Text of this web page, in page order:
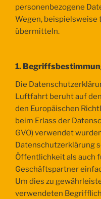
personenbezogene
Wegen, beispielsweise
übermitteln.
1.
Die
Luftfahrt beruht auf
den Europäischen
beim Erlass der
GVO) verwendet
Datenschutzerklärung
Öffentlichkeit als auch
Geschäftspartner
Um dies zu
verwendeten